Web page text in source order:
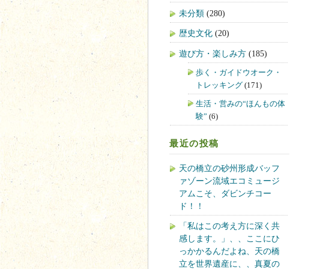
未分類 (280)
歴史文化 (20)
遊び方・楽しみ方 (185)
歩く・ガイドウオーク・
トレッキング (171)
生活・営みの“ほんもの体
験” (6)
最近の投稿
天の橋立の砂州形成バッフ
ァゾーン流域エコミュージ
アムこそ、ダビンチコー
ド！！
「私はこの考え方に深く共
感します。」、、ここにひ
っかかるんだよね、天の橋
立を世界遺産に、、真夏の